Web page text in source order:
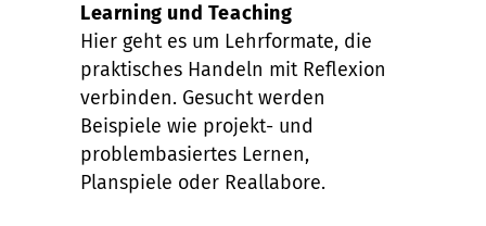
Learning und Teaching
Hier geht es um Lehrformate, die
praktisches Handeln mit Reflexion
verbinden. Gesucht werden
Beispiele wie projekt- und
problembasiertes Lernen,
Planspiele oder Reallabore.